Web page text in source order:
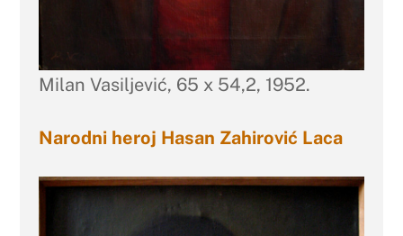
Milan Vasiljević, 65 x 54,2, 1952.
Narodni heroj Hasan Zahirović Laca